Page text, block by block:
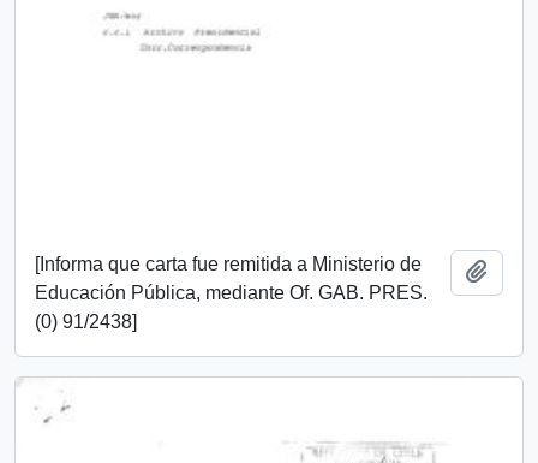
[Informa que carta fue remitida a Ministerio de
Educación Pública, mediante Of. GAB. PRES.
(0) 91/2438]